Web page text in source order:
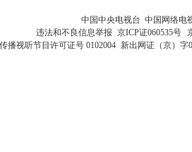
中国中央电视台 中国网络电
违法和不良信息举报 京ICP证060535号
播视听节目许可证号 0102004 新出网证（京）